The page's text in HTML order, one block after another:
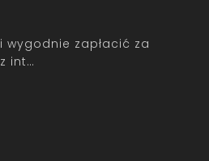
wygodnie zapłacić za
int…